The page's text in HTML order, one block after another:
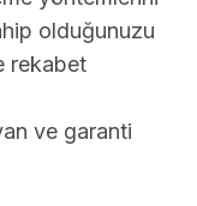
olduğunuzu
rekabet
ve garanti